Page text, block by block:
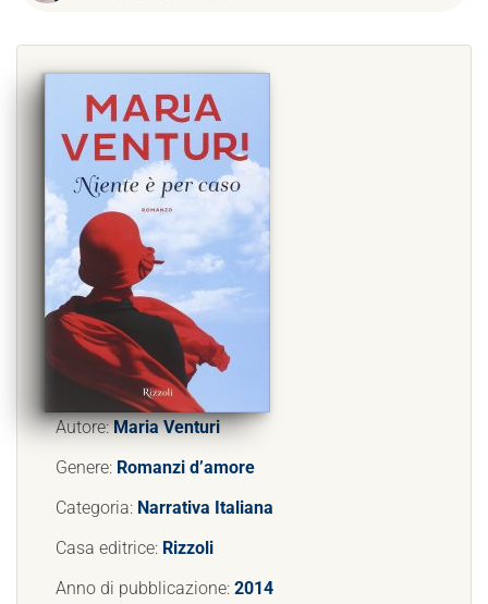
Autore:Maria Venturi
Genere: Romanzi d’amore
Categoria: Narrativa Italiana
Casa editrice: Rizzoli
Anno di pubblicazione: 2014